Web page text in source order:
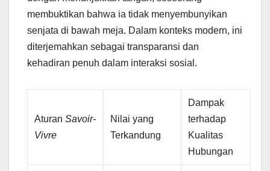
membuktikan bahwa ia tidak menyembunyikan
senjata di bawah meja. Dalam konteks modern, ini
diterjemahkan sebagai transparansi dan
kehadiran penuh dalam interaksi sosial.
AturanSavoir-
Vivre
Nilai yang
Terkandung
Dampak
terhadap
Kualitas
Hubungan